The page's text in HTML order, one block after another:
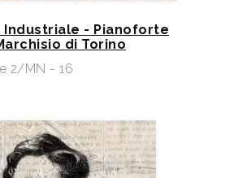
Industriale - Pianoforte
di Torino
2/MN - 16